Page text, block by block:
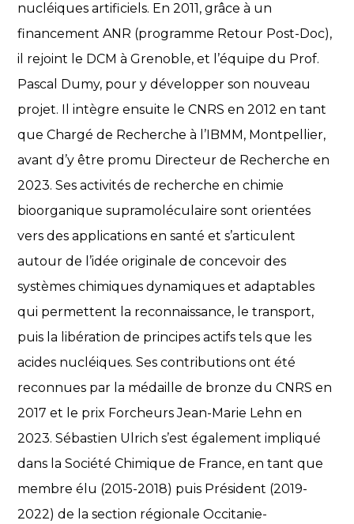
nucléiques artificiels. En 2011, grâce à un
financement ANR (programme Retour Post-Doc),
il rejoint le DCM à Grenoble, et l’équipe du Prof.
Pascal Dumy, pour y développer son nouveau
projet. Il intègre ensuite le CNRS en 2012 en tant
que Chargé de Recherche à l’IBMM, Montpellier,
avant d’y être promu Directeur de Recherche en
2023. Ses activités de recherche en chimie
bioorganique supramoléculaire sont orientées
vers des applications en santé et s’articulent
autour de l’idée originale de concevoir des
systèmes chimiques dynamiques et adaptables
qui permettent la reconnaissance, le transport,
puis la libération de principes actifs tels que les
acides nucléiques. Ses contributions ont été
reconnues par la médaille de bronze du CNRS en
2017 et le prix Forcheurs Jean-Marie Lehn en
2023. Sébastien Ulrich s’est également impliqué
dans la Société Chimique de France, en tant que
membre élu (2015-2018) puis Président (2019-
2022) de la section régionale Occitanie-